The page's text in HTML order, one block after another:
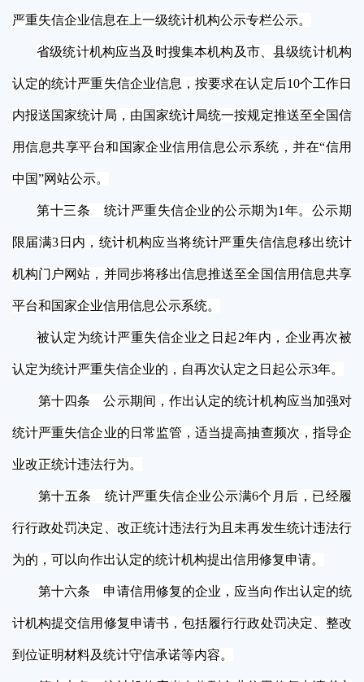
严重失信企业信息在上一级统计机构公示专栏公示。
省级统计机构应当及时搜集本机构及市、县级统计机构
认定的统计严重失信企业信息，按要求在认定后10个工作日
内报送国家统计局，由国家统计局统一按规定推送至全国信
用信息共享平台和国家企业信用信息公示系统，并在“信用
中国”网站公示。
第十三条 统计严重失信企业的公示期为1年。公示期
限届满3日内，统计机构应当将统计严重失信信息移出统计
机构门户网站，并同步将移出信息推送至全国信用信息共享
平台和国家企业信用信息公示系统。
被认定为统计严重失信企业之日起2年内，企业再次被
认定为统计严重失信企业的，自再次认定之日起公示3年。
第十四条 公示期间，作出认定的统计机构应当加强对
统计严重失信企业的日常监管，适当提高抽查频次，指导企
业改正统计违法行为。
第十五条 统计严重失信企业公示满6个月后，已经履
行行政处罚决定、改正统计违法行为且未再发生统计违法行
为的，可以向作出认定的统计机构提出信用修复申请。
第十六条 申请信用修复的企业，应当向作出认定的统
计机构提交信用修复申请书，包括履行行政处罚决定、整改
到位证明材料及统计守信承诺等内容。